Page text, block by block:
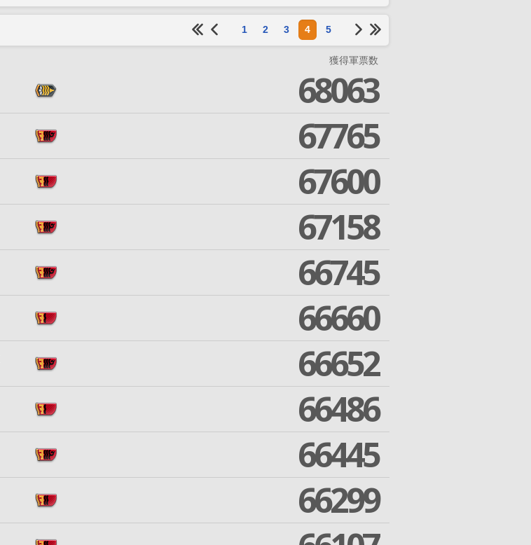
1 2 3 4 5
獲得軍票数
68063
67765
67600
67158
66745
66660
66652
66486
66445
66299